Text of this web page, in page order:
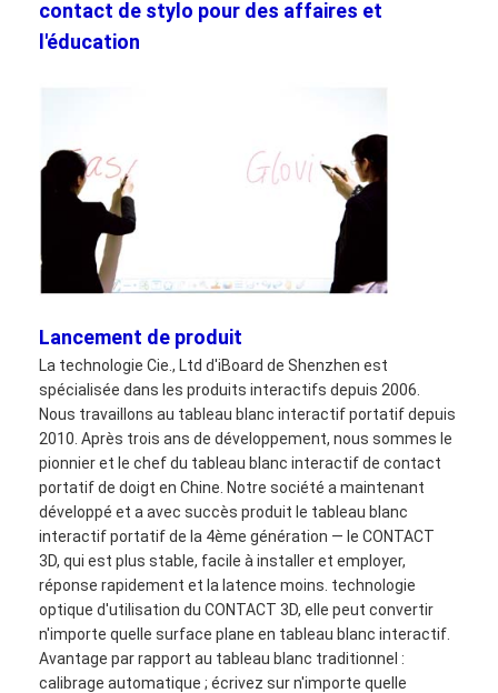
Aperçu
Produits
contact de stylo pour des affaires et
l'éducation
Lancement de produit
La technologie Cie., Ltd d'iBoard de Shenzhen est
spécialisée dans les produits interactifs depuis 2006.
Nous travaillons au tableau blanc interactif portatif depuis
2010. Après trois ans de développement, nous sommes le
pionnier et le chef du tableau blanc interactif de contact
portatif de doigt en Chine. Notre société a maintenant
développé et a avec succès produit le tableau blanc
interactif portatif de la 4ème génération — le CONTACT
3D, qui est plus stable, facile à installer et employer,
réponse rapidement et la latence moins. technologie
optique d'utilisation du CONTACT 3D, elle peut convertir
n'importe quelle surface plane en tableau blanc interactif.
Avantage par rapport au tableau blanc traditionnel :
calibrage automatique ; écrivez sur n'importe quelle